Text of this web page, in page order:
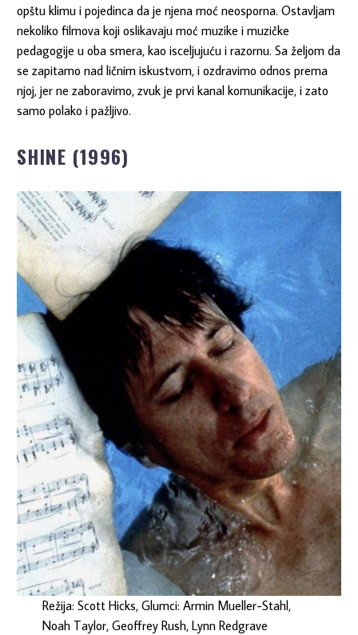
opštu klimu i pojedinca da je njena moć neosporna. Ostavljam
nekoliko filmova koji oslikavaju moć muzike i muzičke
pedagogije u oba smera, kao isceljujuću i razornu. Sa željom da
se zapitamo nad ličnim iskustvom, i ozdravimo odnos prema
njoj, jer ne zaboravimo, zvuk je prvi kanal komunikacije, i zato
samo polako i pažljivo.
SHINE (1996)
Režija: Scott Hicks, Glumci: Armin Mueller-Stahl,
Noah Taylor, Geoffrey Rush, Lynn Redgrave